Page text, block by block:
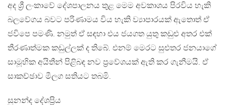
අද ශ්‍රී ලංකාවේ දේශපාලනය තුළ මෙම අවකාශය පිරවිය හැකි
බලවේගය බවට පරිණාමය විය හැකි ව්‍යාපාරයක් ඇතොත් ඒ
ජවිපෙ පමණි. නමුත් ඒ සඳහා එය ජයගත යුතු කඩුළු අතර එක්
තීරණාත්මක කඩුල්ලක් ද තිබේ. එනම් මෙරට සුළුතර ජනයාගේ
සාමූහික අයිතීන් පිළිබඳ නව ප්‍රවේශයක් ඇති කර ගැනීමයි. ඒ
සාකච්ඡාව මීලග සතියට තබමි.
සුනන්ද දේශප්‍රිය